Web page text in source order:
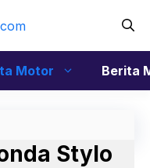
Motor Berita
Stylo